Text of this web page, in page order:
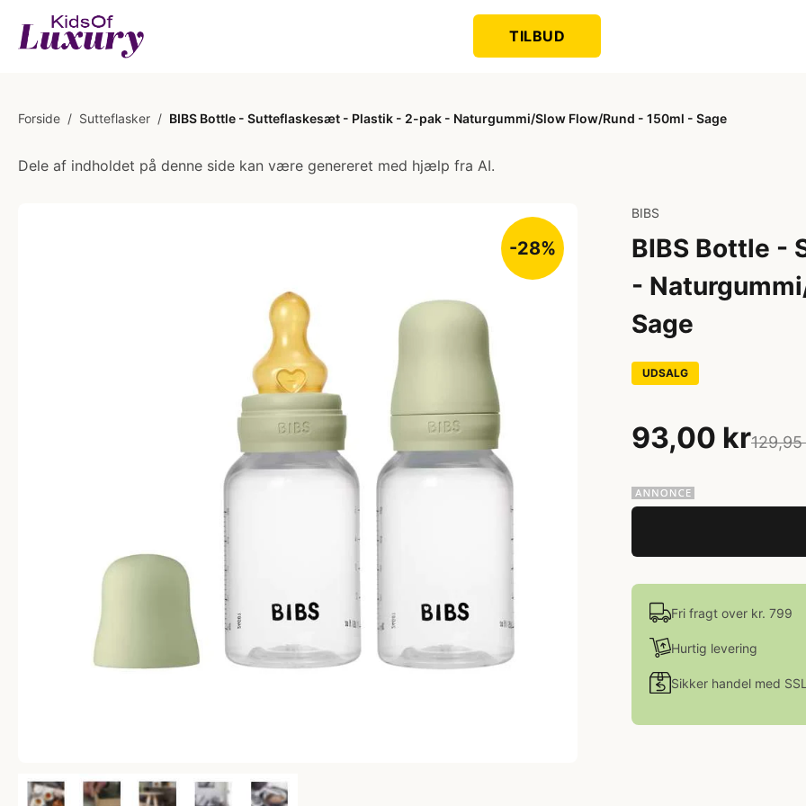
TILBUD
Forside / Sutteflasker / BIBS Bottle - Sutteflaskesæt - Plastik - 2-pak - Naturgummi/Slow Flow/Rund - 150ml - Sage
Dele af indholdet på denne side kan være genereret med hjælp fra AI.
-28%
BIBS
BIBS Bottle -
-
Sage
UDSALG
93,00 kr
Fri fragt over kr. 799
Hurtig levering
Sikker handel med SSL